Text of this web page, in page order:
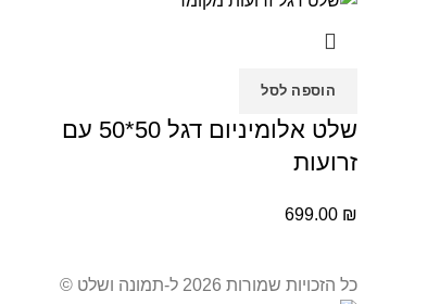
הוספה לסל
שלט אלומיניום דגל 50*50 עם
זרועות
699.00 ₪
כל הזכויות שמורות 2026 ל-תמונה ושלט ©